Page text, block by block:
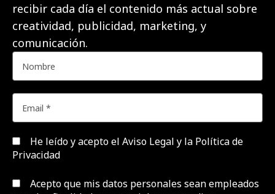
recibir cada día el contenido más actual sobre
creatividad, publicidad, marketing, y
comunicación.
He leído y acepto el Aviso Legal y la Política de
Privacidad
Acepto que mis datos personales sean empleados